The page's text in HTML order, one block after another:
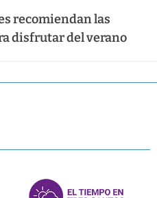
recomiendan las
disfrutar del verano